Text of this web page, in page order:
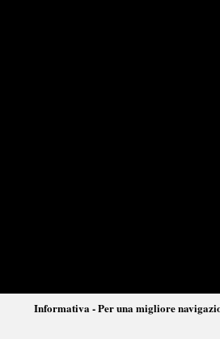
Informativa - Per una migliore